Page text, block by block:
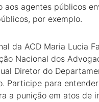
agentes públicos
por exemplo.
da ACD Maria Lucia
Nacional dos
Diretor do
Participe para
a punição em atos de